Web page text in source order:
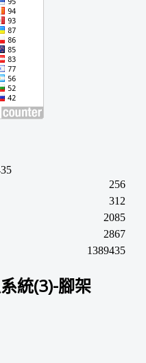
256
312
2085
2867
1389435
統(3)-腳架